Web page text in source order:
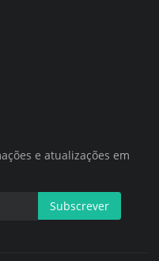
e atualizações em
Subscrever